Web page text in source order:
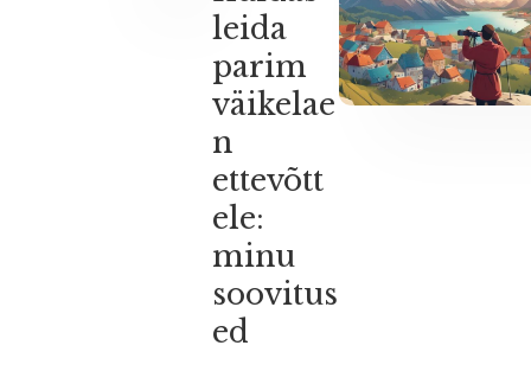
leida
parim
väikelae
n
ettevõtt
ele:
minu
soovitus
ed